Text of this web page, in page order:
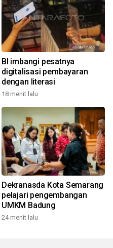
BI imbangi pesatnya
digitalisasi pembayaran
dengan literasi
18 menit lalu
Dekranasda Kota Semarang
pelajari pengembangan
UMKM Badung
24 menit lalu